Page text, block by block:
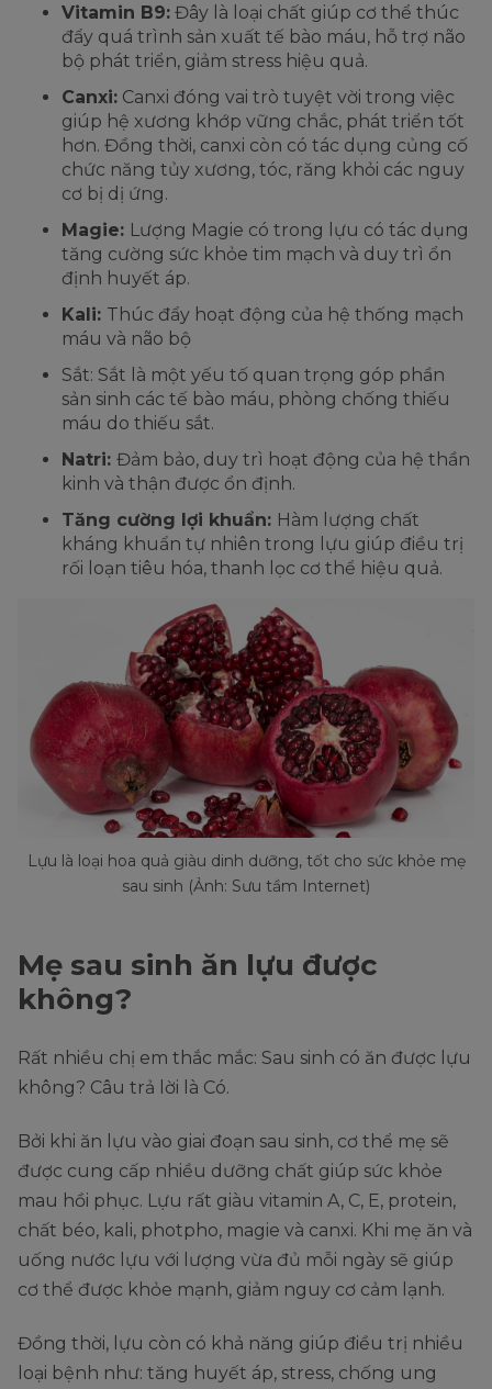
Vitamin B9: Đây là loại chất giúp cơ thể thúc
đẩy quá trình sản xuất tế bào máu, hỗ trợ não
bộ phát triển, giảm stress hiệu quả.
Canxi: Canxi đóng vai trò tuyệt vời trong việc
giúp hệ xương khớp vững chắc, phát triển tốt
hơn. Đồng thời, canxi còn có tác dụng củng cố
chức năng tủy xương, tóc, răng khỏi các nguy
cơ bị dị ứng.
Magie: Lượng Magie có trong lựu có tác dụng
tăng cường sức khỏe tim mạch và duy trì ổn
định huyết áp.
Kali: Thúc đẩy hoạt động của hệ thống mạch
máu và não bộ
Sắt: Sắt là một yếu tố quan trọng góp phần
sản sinh các tế bào máu, phòng chống thiếu
máu do thiếu sắt.
Natri: Đảm bảo, duy trì hoạt động của hệ thần
kinh và thận được ổn định.
Tăng cường lợi khuẩn: Hàm lượng chất
kháng khuẩn tự nhiên trong lựu giúp điều trị
rối loạn tiêu hóa, thanh lọc cơ thể hiệu quả.
Lựu là loại hoa quả giàu dinh dưỡng, tốt cho sức khỏe mẹ
sau sinh (Ảnh: Sưu tầm Internet)
Mẹ sau sinh ăn lựu được
không?
Rất nhiều chị em thắc mắc: Sau sinh có ăn được lựu
không? Câu trả lời là Có.
Bởi khi ăn lựu vào giai đoạn sau sinh, cơ thể mẹ sẽ
được cung cấp nhiều dưỡng chất giúp sức khỏe
mau hồi phục. Lựu rất giàu vitamin A, C, E, protein,
chất béo, kali, photpho, magie và canxi. Khi mẹ ăn và
uống nước lựu với lượng vừa đủ mỗi ngày sẽ giúp
cơ thể được khỏe mạnh, giảm nguy cơ cảm lạnh.
Đồng thời, lựu còn có khả năng giúp điều trị nhiều
loại bệnh như: tăng huyết áp, stress, chống ung